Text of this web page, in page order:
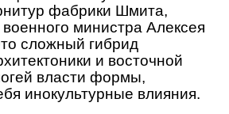
фабрики Шмита,
министра Алексея
сложный гибрид
и восточной
власти формы,
инокультурные влияния.